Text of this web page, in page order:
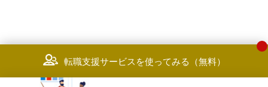
転職支援サービスを使ってみる（無料）